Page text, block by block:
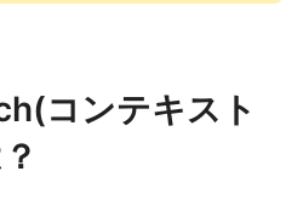
コンテキスト